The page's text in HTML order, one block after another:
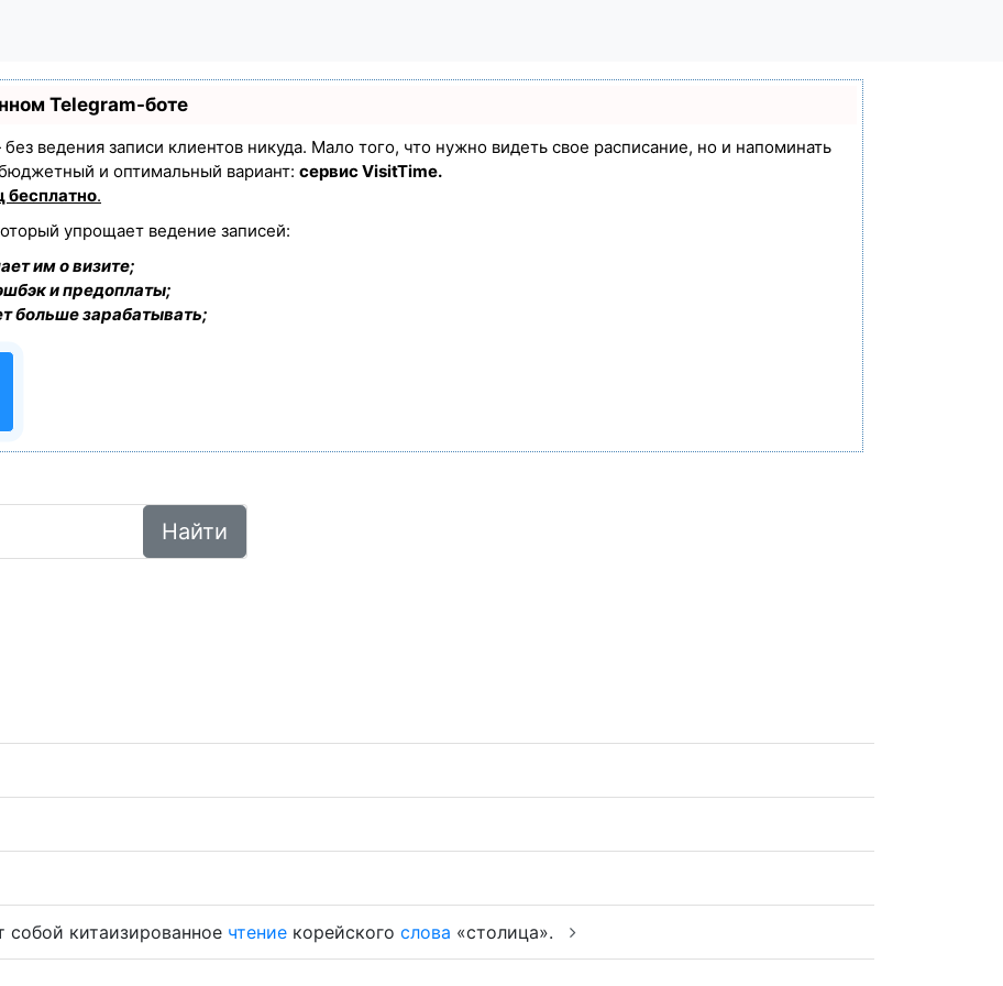
Telegram-боте
ведения записи клиентов никуда. Мало того, что нужно видеть свое расписание, но и напоминать
и оптимальный вариант: сервис VisitTime.
бесплатно.
упрощает ведение записей:
им о визите;
и предоплаты;
больше зарабатывать;
Найти
собой китаизированное чтение корейского слова «столица».